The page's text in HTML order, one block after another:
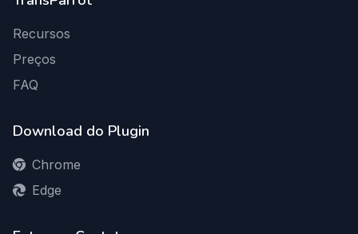
Recursos
Preços
FAQ
Download do Plugin
Chrome
Edge